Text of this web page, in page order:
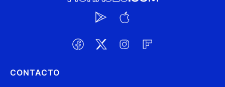
CONTACTO